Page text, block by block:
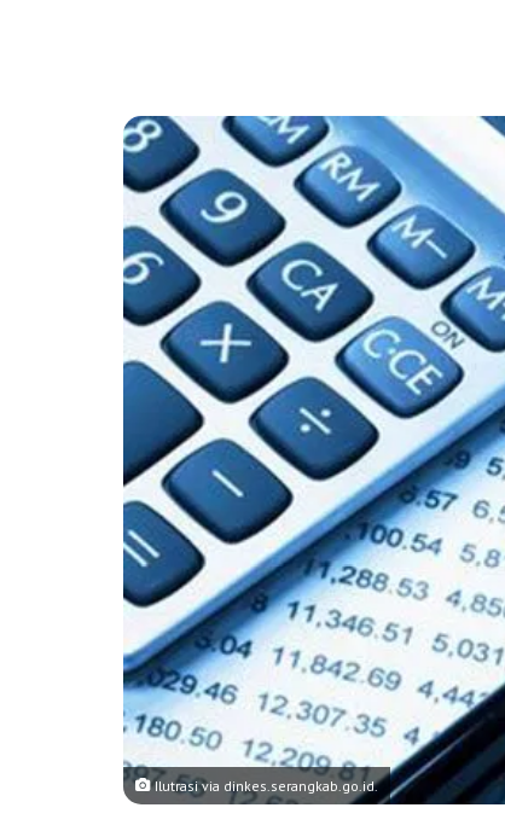
Ilutrasi via dinkes.serangkab.go.id.